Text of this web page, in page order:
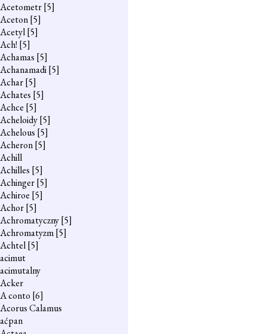
Acetometr[5]
Aceton[5]
Acetyl[5]
Ach! [5]
Achamas [5]
Achanamadi[5]
Achar[5]
Achates [5]
Achce [5]
Acheloidy[5]
Achelous [5]
Acheron[5]
Achill
Achilles [5]
Achinger[5]
Achiroe [5]
Achor[5]
Achromatyczny[5]
Achromatyzm[5]
Achtel[5]
acimut
acimutalny
Acker
A conto [6]
Acorus Calamus
aćpan